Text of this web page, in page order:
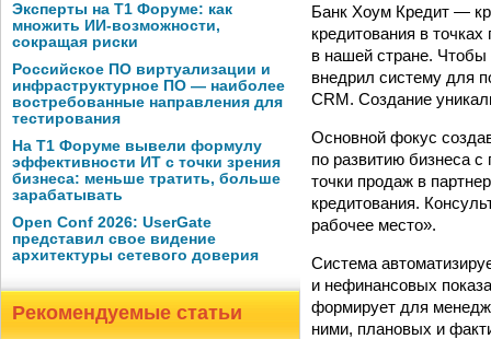
Эксперты на Т1 Форуме: как
множить ИИ-возможности,
сокращая риски
Российское ПО виртуализации и
инфраструктурное ПО — наиболее
востребованные направления для
тестирования
На Т1 Форуме вывели формулу
эффективности ИТ с точки зрения
бизнеса: меньше тратить, больше
зарабатывать
Open Conf 2026: UserGate
представил свое видение
архитектуры сетевого доверия
Рекомендуемые статьи
Банк Хоум Кредит —
кредитования в
в нашей стране.
внедрил систему для
CRM. Создание
Основной фокус
по развитию бизнеса
точки продаж в
кредитования.
рабочее место».
Система
и нефинансовых
формирует для
ними, плановых и